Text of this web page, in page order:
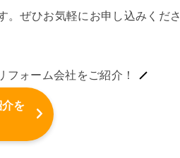
。ぜひお気軽にお申し込みくださ
ォーム会社をご紹介！
を